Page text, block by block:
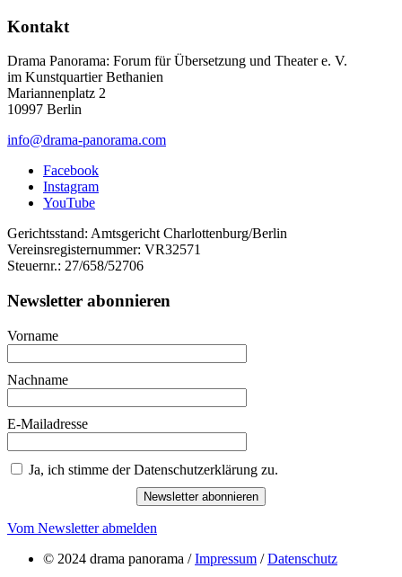
Kontakt
Drama Panorama: Forum für Übersetzung und Theater e. V.
im Kunstquartier Bethanien
Mariannenplatz 2
10997 Berlin
info@drama-panorama.com
Facebook
Instagram
YouTube
Gerichtsstand: Amtsgericht Charlottenburg/Berlin
Vereinsregisternummer: VR32571
Steuernr.: 27/658/52706
Newsletter abonnieren
Vorname
Nachname
E-Mailadresse
Ja, ich stimme der Datenschutzerklärung zu.
Newsletter abonnieren
Vom Newsletter abmelden
© 2024 drama panorama /Impressum /Datenschutz